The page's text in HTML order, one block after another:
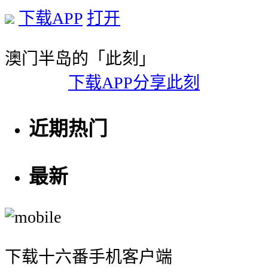
下载APP 打开
澳门半岛的「此刻」
下载APP分享此刻
近期热门
最新
下载十六番手机客户端